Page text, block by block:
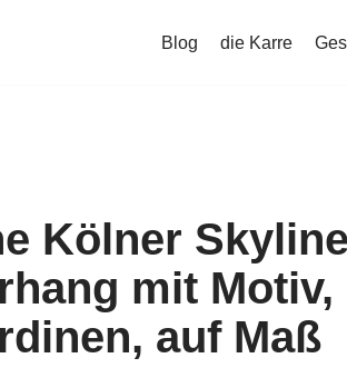
Blog die Karre
Kölner
mit Motiv,
auf Maß